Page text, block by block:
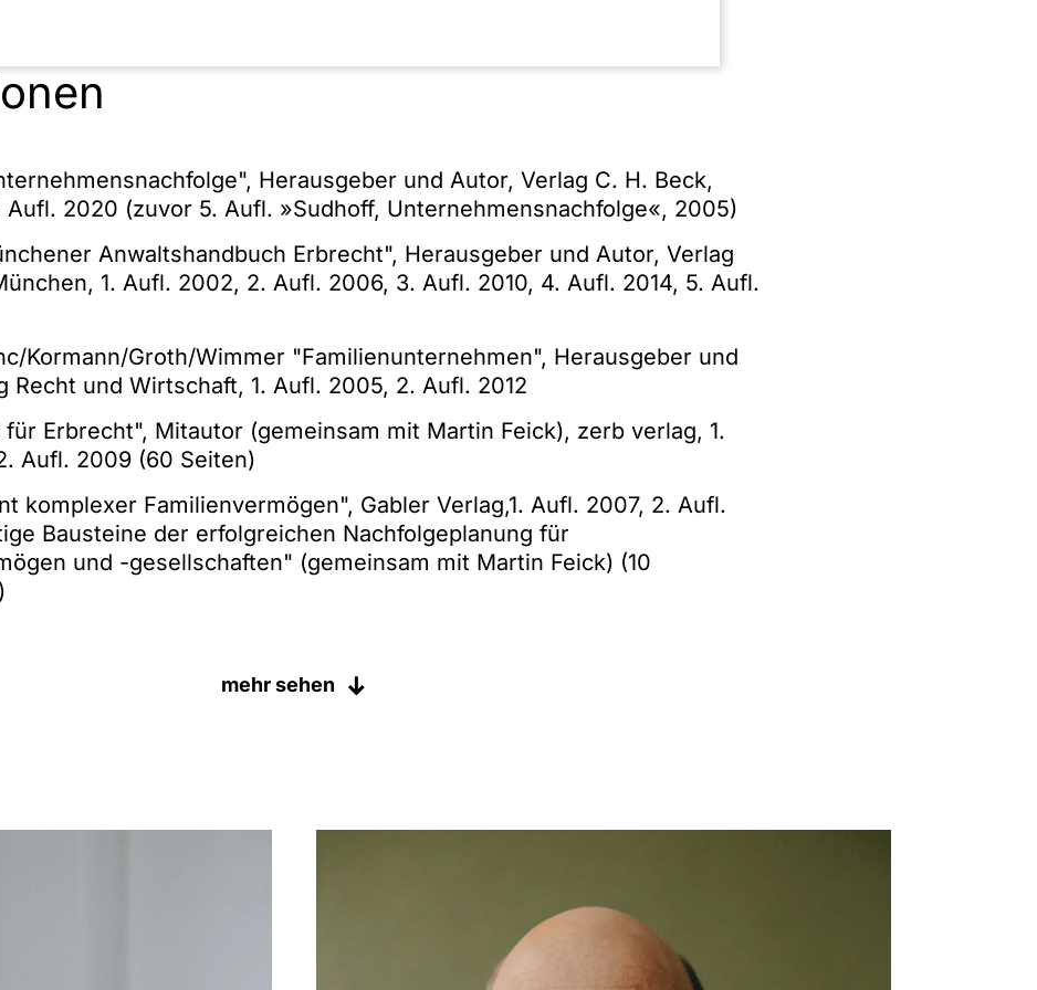
Kauf von Unternehmen und Unternehmensbeteiligungen (z.B.
and cultural property lawHerausgeber und Autor, Verlag C. H. Beck,
Aufl. 2020 (zuvor 5. Aufl. »Sudhoff, Unternehmensnachfolge«, 2005)
Anwaltshandbuch Erbrecht", Herausgeber und Autor, Verlag
1. Aufl. 2002, 2. Aufl. 2006, 3. Aufl. 2010, 4. Aufl. 2014, 5. Aufl.
Kormann/Groth/Wimmer "Familienunternehmen", Herausgeber und
Recht und Wirtschaft, 1. Aufl. 2005, 2. Aufl. 2012
für Erbrecht", Mitautor (gemeinsam mit Martin Feick), zerb verlag, 1.
Aufl. 2009 (60 Seiten)
komplexer Familienvermögen", Gabler Verlag,1. Aufl. 2007, 2. Aufl.
Bausteine der erfolgreichen Nachfolgeplanung für
und -gesellschaften" (gemeinsam mit Martin Feick) (10
Aufl. 2003; 2. Aufl. 2006; 3. Aufl. 2009, 4. Aufl. 2014; 5. Aufl. 2018
Familienstiftungen im Lichte des deutschen Pflichtteilsrechts",
– USA: Zustimmungsgesetz zum FATCA-Abkommen
ZEV 2013 (gemeinsam mit Judith Ulshöfer), S. 550-551
mehr sehen